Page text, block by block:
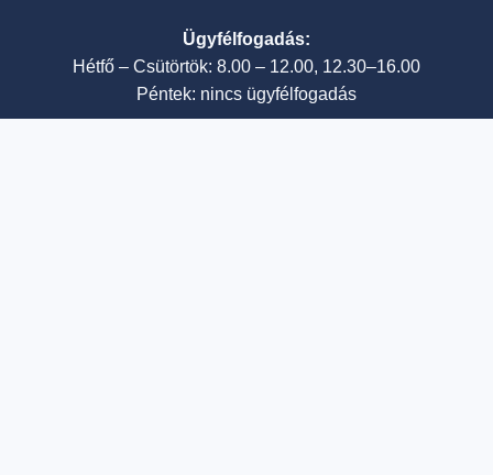
Ügyfélfogadás:
Hétfő – Csütörtök: 8.00 – 12.00, 12.30–16.00
Péntek: nincs ügyfélfogadás